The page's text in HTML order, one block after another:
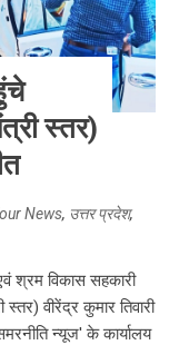
स्तर)
News, उत्तर प्रदेश,
श्रम विकास सहकारी
वीरेंद्र कुमार तिवारी
न्यूज' के कार्यालय